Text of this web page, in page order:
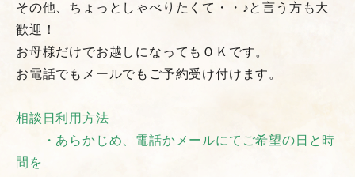
その他、ちょっとしゃべりたくて・・♪と言う方も大
歓迎！
お母様だけでお越しになってもＯＫです。
お電話でもメールでもご予約受け付けます。
相談日利用方法
・あらかじめ、電話かメールにてご希望の日と時
間を